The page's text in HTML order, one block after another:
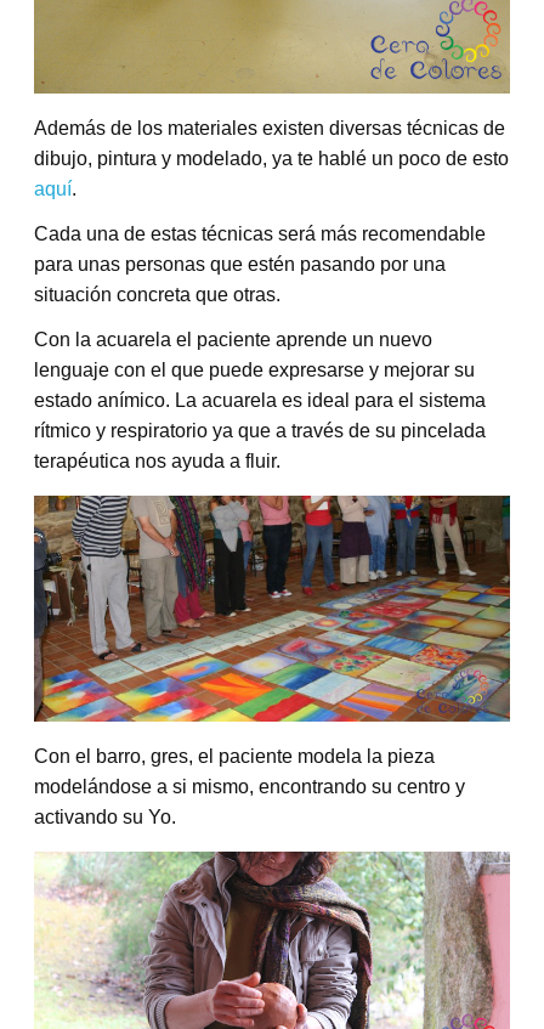
Además de los materiales existen diversas técnicas de
dibujo, pintura y modelado, ya te hablé un poco de esto
aquí.
Cada una de estas técnicas será más recomendable
para unas personas que estén pasando por una
situación concreta que otras.
Con la acuarela el paciente aprende un nuevo
lenguaje con el que puede expresarse y mejorar su
estado anímico. La acuarela es ideal para el sistema
rítmico y respiratorio ya que a través de su pincelada
terapéutica nos ayuda a fluir.
Con el barro, gres, el paciente modela la pieza
modelándose a si mismo, encontrando su centro y
activando su Yo.